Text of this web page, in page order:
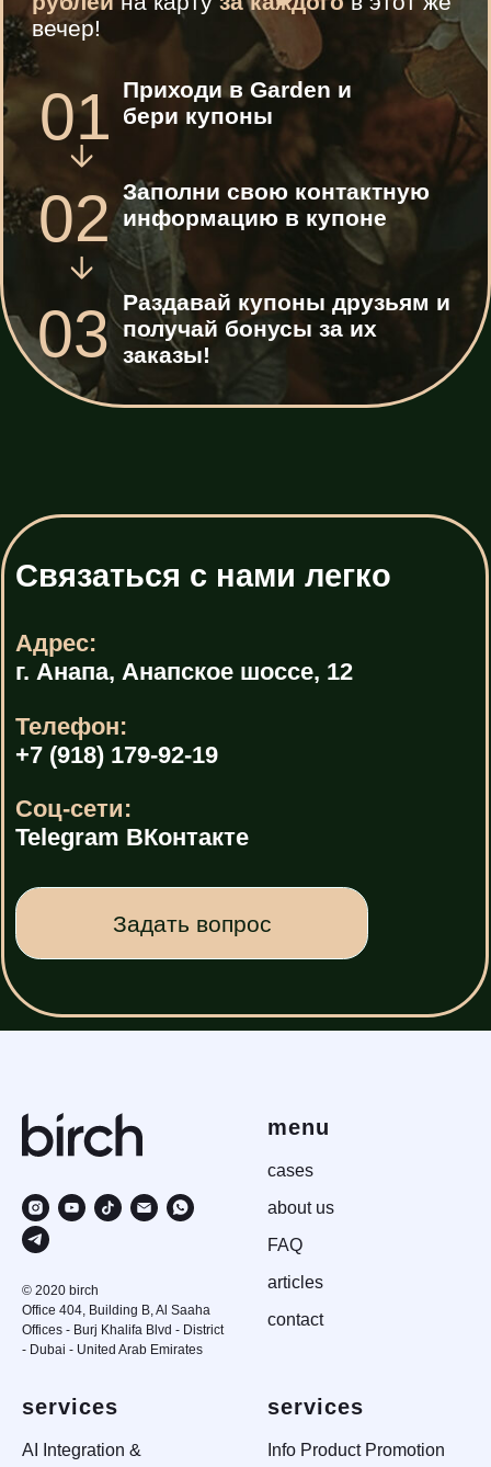
© 2020 birch
Office 404, Building B, Al Saaha
Offices - Burj Khalifa Blvd - District
- Dubai - United Arab Emirates
menu
cases
about us
FAQ
articles
contact
services
AI Integration &
services
Info Product Promotion